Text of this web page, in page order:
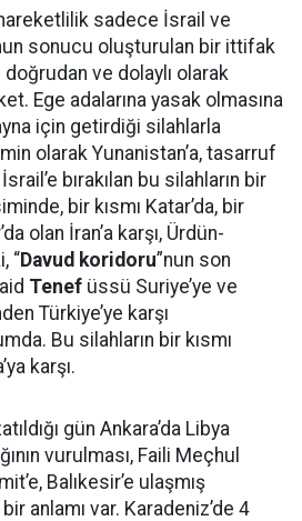
sadece İsrail ve
sonucu oluşturulan bir ittifak
ve dolaylı olarak
Ege adalarına yasak olmasına
için getirdiği silahlarla
olarak Yunanistan’a, tasarruf
bırakılan bu silahların bir
bir kısmı Katar’da, bir
olan İran’a karşı, Ürdün-
“Davud koridoru”nun son
Tenef üssü Suriye’ye ve
Türkiye’ye karşı
Bu silahların bir kısmı
karşı.
gün Ankara’da Libya
vurulması, Faili Meçhul
Balıkesir’e ulaşmış
anlamı var. Karadeniz’de 4